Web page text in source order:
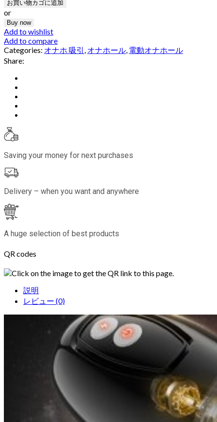
お買い物カゴに追加
or
Buy now
Add to wishlist
Add to compare
Categories: オナホ 吸引 , オナホール, 電動オナホール
Share:
Saving your money for next purchases
Delivery – when you want and anywhere
A huge selection of best products
QR codes
Click on the image to get the QR link to this page.
説明
レビュー (0)